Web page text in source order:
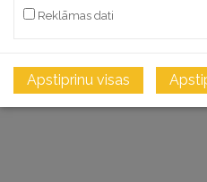
Reklāmas dati
Apstiprinu visas